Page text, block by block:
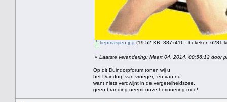
tiepmasjien.jpg (19.52 KB, 387x416 - bekeken 6281
« Laatste verandering: Maart 04, 2014, 00:56:12 door
Op dit Duindorpforum tonen wij u
het Duindorp van vroeger, én van nu
want niets verdwijnt in de vergetelheidszee,
geen branding neemt onze herinnering mee!